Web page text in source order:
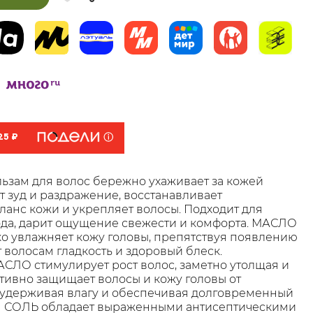
₽
для волос бережно ухаживает за кожей
зуд и раздражение, восстанавливает
кожи и укрепляет волосы. Подходит для
дарит ощущение свежести и комфорта. МАСЛО
кожу головы, препятствуя появлению
волосам гладкость и здоровый блеск.
стимулирует рост волос, заметно утолщая и
защищает волосы и кожу головы от
влагу и обеспечивая долговременный
обладает выраженными антисептическими